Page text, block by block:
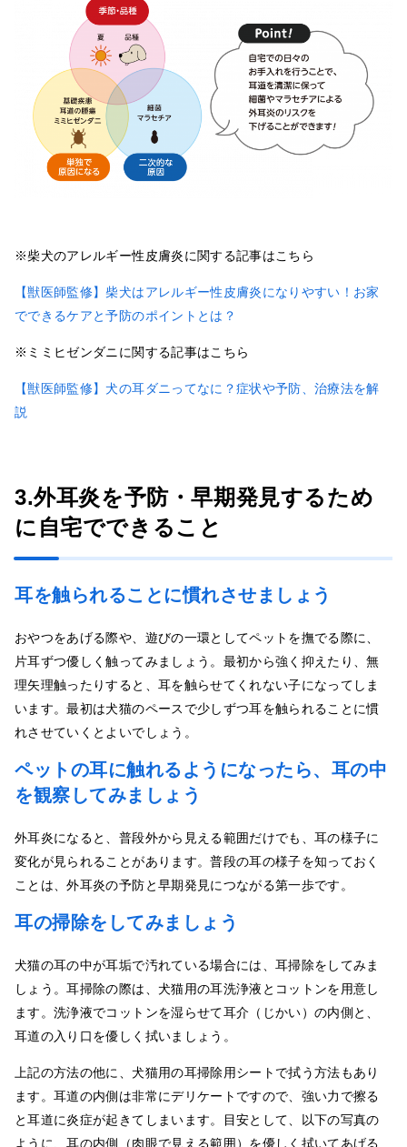
※柴犬のアレルギー性皮膚炎に関する記事はこちら
【獣医師監修】柴犬はアレルギー性皮膚炎になりやすい！お家
でできるケアと予防のポイントとは？
※ミミヒゼンダニに関する記事はこちら
【獣医師監修】犬の耳ダニってなに？症状や予防、治療法を解
説
3.外耳炎を予防・早期発見するため
に自宅でできること
耳を触られることに慣れさせましょう
おやつをあげる際や、遊びの一環としてペットを撫でる際に、
片耳ずつ優しく触ってみましょう。最初から強く抑えたり、無
理矢理触ったりすると、耳を触らせてくれない子になってしま
います。最初は犬猫のペースで少しずつ耳を触られることに慣
れさせていくとよいでしょう。
ペットの耳に触れるようになったら、耳の中
を観察してみましょう
外耳炎になると、普段外から見える範囲だけでも、耳の様子に
変化が見られることがあります。普段の耳の様子を知っておく
ことは、外耳炎の予防と早期発見につながる第一歩です。
耳の掃除をしてみましょう
犬猫の耳の中が耳垢で汚れている場合には、耳掃除をしてみま
しょう。耳掃除の際は、犬猫用の耳洗浄液とコットンを用意し
ます。洗浄液でコットンを湿らせて耳介（じかい）の内側と、
耳道の入り口を優しく拭いましょう。
上記の方法の他に、犬猫用の耳掃除用シートで拭う方法もあり
ます。耳道の内側は非常にデリケートですので、強い力で擦る
と耳道に炎症が起きてしまいます。目安として、以下の写真の
ように、耳の内側（肉眼で見える範囲）を優しく拭いてあげる